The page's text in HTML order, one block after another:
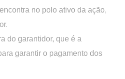
no polo ativo da ação,
do garantidor, que é a
garantir o pagamento dos